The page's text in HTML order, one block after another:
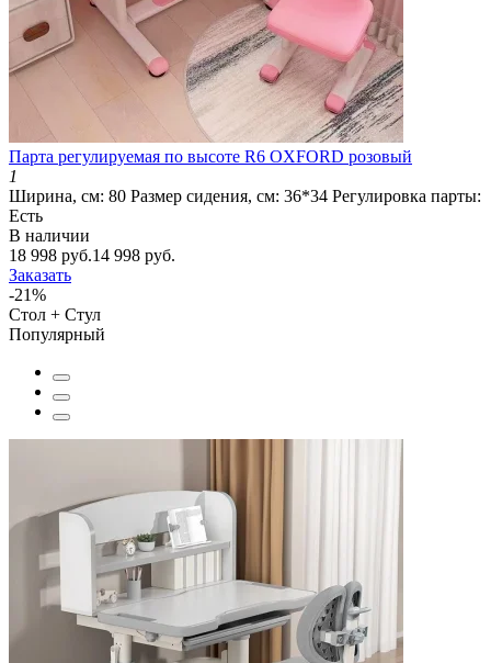
Парта регулируемая по высоте R6 OXFORD розовый
1
Ширина, см: 80 Размер сидения, см: 36*34 Регулировка парты:
Есть
В наличии
18 998 руб.14 998 руб.
Заказать
-21%
Стол + Стул
Популярный